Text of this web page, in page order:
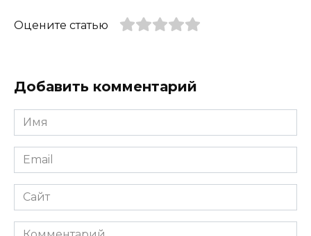
Оцените статью
Добавить комментарий
Имя
*
Email
*
Сайт
Комментарий